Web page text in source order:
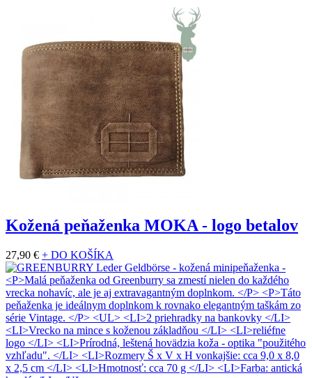
Kožená peňaženka MOKA - logo betalov
27,90 € + DO KOŠÍKA